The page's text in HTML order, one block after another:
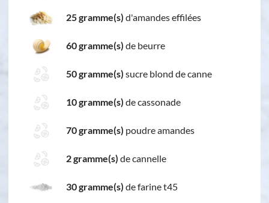
25 gramme(s) d'amandes effilées
60 gramme(s) de beurre
50 gramme(s) sucre blond de canne
10 gramme(s) de cassonade
70 gramme(s) poudre amandes
2 gramme(s) de cannelle
30 gramme(s) de farine t45